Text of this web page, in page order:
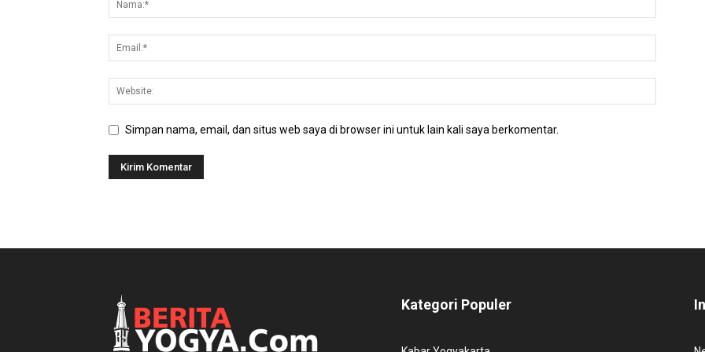
Simpan nama, email, dan situs web saya di browser ini untuk lain kali saya berkomentar.
Kategori Populer